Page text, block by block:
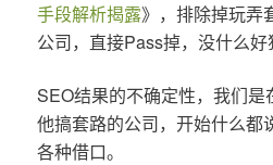
手段解析揭露》，排除掉玩弄
公司，直接Pass掉，没什么好
SEO结果的不确定性，我们
他搞套路的公司，开始什么都
各种借口。